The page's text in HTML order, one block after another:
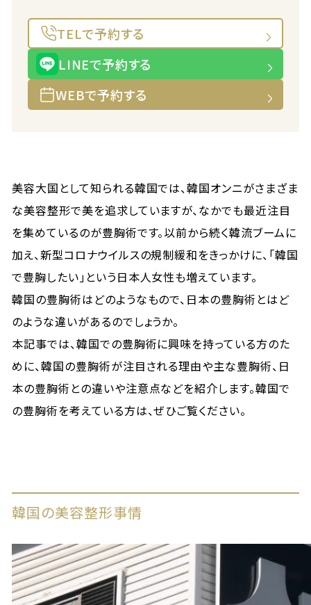
TELで予約する
LINEで予約する
WEBで予約する
美容大国として知られる韓国では、韓国オンニがさまざま
な美容整形で美を追求していますが、なかでも最近注目
を集めているのが豊胸術です。以前から続く韓流ブームに
加え、新型コロナウイルスの規制緩和をきっかけに、「韓国
で豊胸したい」という日本人女性も増えています。
韓国の豊胸術はどのようなもので、日本の豊胸術とはど
のような違いがあるのでしょうか。
本記事では、韓国での豊胸術に興味を持っている方のた
めに、韓国の豊胸術が注目される理由や主な豊胸術、日
本の豊胸術との違いや注意点などを紹介します。韓国で
の豊胸術を考えている方は、ぜひご覧ください。
韓国の美容整形事情